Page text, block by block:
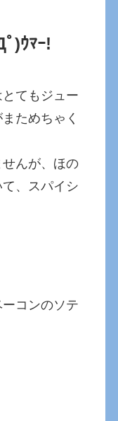
ﾟ)ｳﾏｰ!
てもジュー
ためちゃく
んが、ほの
、スパイシ
コンのソテ